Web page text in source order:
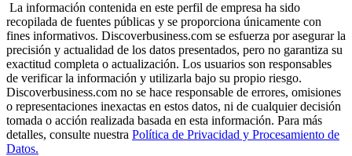
La información contenida en este perfil de empresa ha sido
recopilada de fuentes públicas y se proporciona únicamente con
fines informativos. Discoverbusiness.com se esfuerza por asegurar la
precisión y actualidad de los datos presentados, pero no garantiza su
exactitud completa o actualización. Los usuarios son responsables
de verificar la información y utilizarla bajo su propio riesgo.
Discoverbusiness.com no se hace responsable de errores, omisiones
o representaciones inexactas en estos datos, ni de cualquier decisión
tomada o acción realizada basada en esta información. Para más
detalles, consulte nuestra Política de Privacidad y Procesamiento de
Datos.